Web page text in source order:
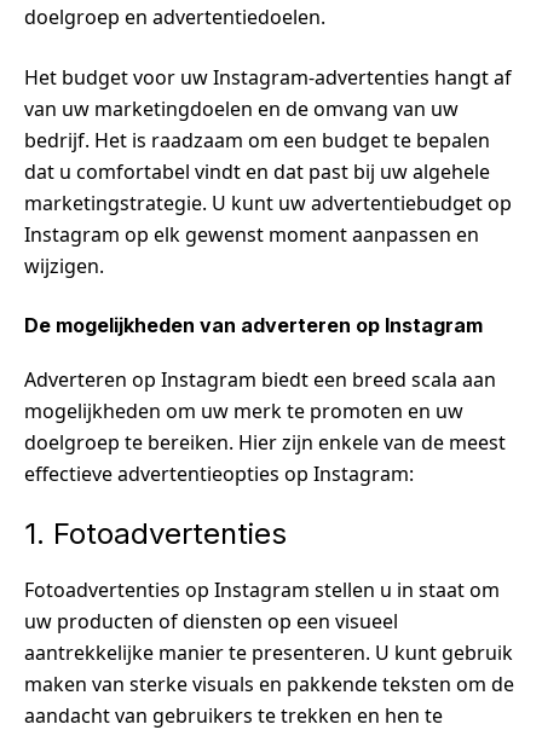
doelgroep en advertentiedoelen.
Het budget voor uw Instagram-advertenties hangt af
van uw marketingdoelen en de omvang van uw
bedrijf. Het is raadzaam om een budget te bepalen
dat u comfortabel vindt en dat past bij uw algehele
marketingstrategie. U kunt uw advertentiebudget op
Instagram op elk gewenst moment aanpassen en
wijzigen.
De mogelijkheden van adverteren op Instagram
Adverteren op Instagram biedt een breed scala aan
mogelijkheden om uw merk te promoten en uw
doelgroep te bereiken. Hier zijn enkele van de meest
effectieve advertentieopties op Instagram:
1. Fotoadvertenties
Fotoadvertenties op Instagram stellen u in staat om
uw producten of diensten op een visueel
aantrekkelijke manier te presenteren. U kunt gebruik
maken van sterke visuals en pakkende teksten om de
aandacht van gebruikers te trekken en hen te